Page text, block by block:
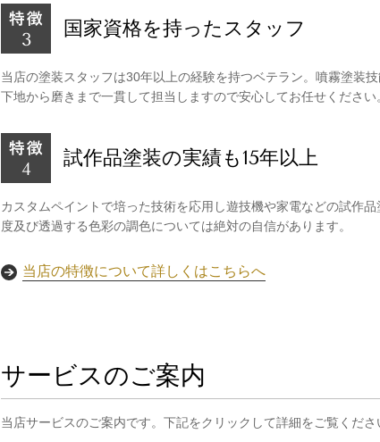
国家資格を持ったスタッフ
当店の塗装スタッフは30年以上の経験を持つベテラン。噴霧塗装
下地から磨きまで一貫して担当しますので安心してお任せください
試作品塗装の実績も15年以上
カスタムペイントで培った技術を応用し遊技機や家電などの試作
度及び透過する色彩の調色については絶対の自信があります。
当店の特徴について詳しくはこちらへ
サービスのご案内
当店サービスのご案内です。下記をクリックして詳細をご覧くださ